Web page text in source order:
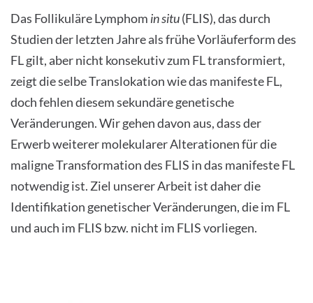
Das Follikuläre Lymphom in situ(FLIS), das durch
Studien der letzten Jahre als frühe Vorläuferform des
FL gilt, aber nicht konsekutiv zum FL transformiert,
zeigt die selbe Translokation wie das manifeste FL,
doch fehlen diesem sekundäre genetische
Veränderungen. Wir gehen davon aus, dass der
Erwerb weiterer molekularer Alterationen für die
maligne Transformation des FLIS in das manifeste FL
notwendig ist. Ziel unserer Arbeit ist daher die
Identifikation genetischer Veränderungen, die im FL
und auch im FLIS bzw. nicht im FLIS vorliegen.